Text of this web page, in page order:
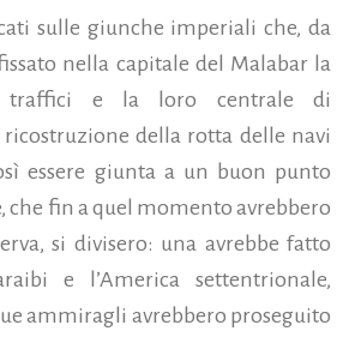
sulle giunche imperiali che, da
nella capitale del Malabar la
traffici e la loro centrale di
della rotta delle navi
essere giunta a un buon punto
che fin a quel momento avrebbero
si divisero: una avrebbe fatto
e l’America settentrionale,
ammiragli avrebbero proseguito